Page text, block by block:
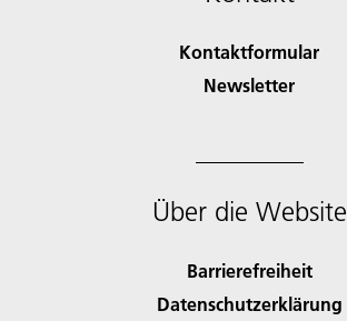
Kontaktformular
Newsletter
Über die Website
Barrierefreiheit
Datenschutzerklärung